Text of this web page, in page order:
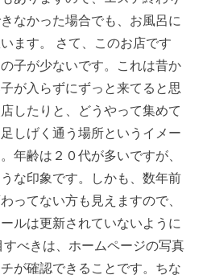
なかった場合でも、お風呂に
ます。 さて、このお店です
子が少ないです。これは昔か
が入らずにずっと来てると思
したりと、どうやって集めて
しげく通う場所というイメー
年齢は２０代が多いですが、
な印象です。しかも、数年前
ってない方も見えますので、
ルは更新されていないように
べきは、ホームページの写真
が確認できることです。ちな